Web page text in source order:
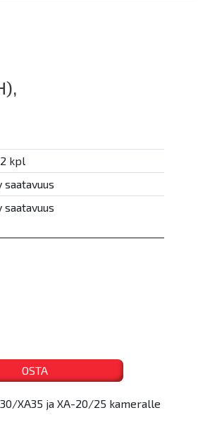
2 kpl
saatavuus
saatavuus
OSTA
XA35 ja XA-20/25 kameralle